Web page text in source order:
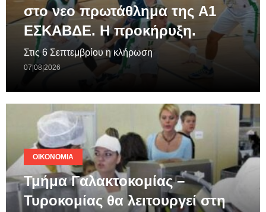
στο νεο πρωτάθλημα της A1
ΕΣΚΑΒΔΕ. Η προκήρυξη.
Στις 6 Σεπτεμβρίου η κλήρωση
07|08|2026
ΟΙΚΟΝΟΜΊΑ
Τμήμα Γαλακτοκομίας –
Τυροκομίας θα λειτουργεί στη